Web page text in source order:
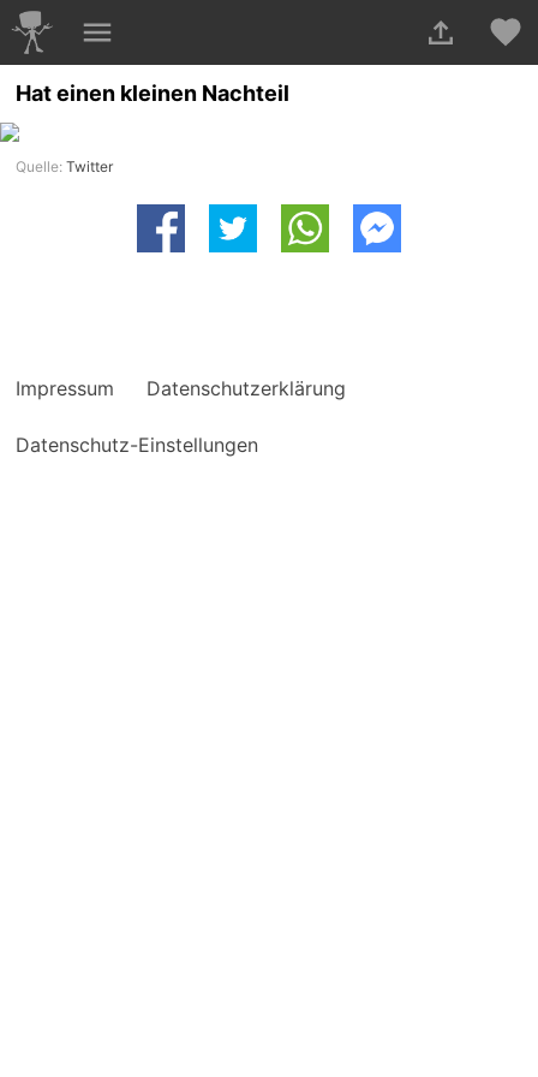
Hat einen kleinen Nachteil
Quelle:Twitter
Impressum Datenschutzerklärung
Datenschutz-Einstellungen